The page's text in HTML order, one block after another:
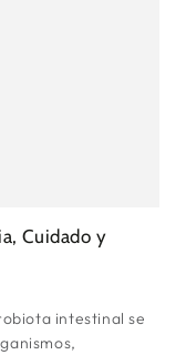
Cuidado y
intestinal se